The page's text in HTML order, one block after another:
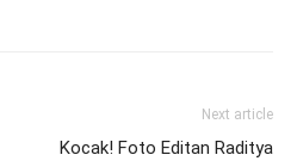
Next article
Kocak! Foto Editan Raditya